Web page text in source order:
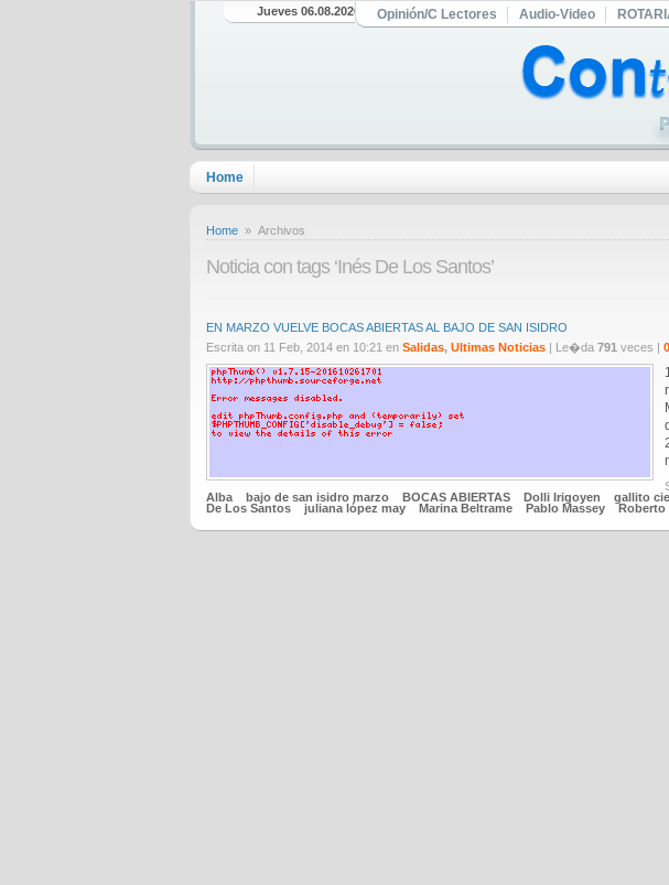
Jueves 06.08.2026 Opinión/C Lectores Audio-Video
Home
Home » Archivos
Noticia con tags ‘Inés De Los Santos’
EN MARZO VUELVE BOCAS ABIERTAS AL BAJO DE SAN ISIDRO
Escrita on 11 Feb, 2014 en 10:21 en Salidas, Ultimas Noticias | Le�da 791 veces |
Alba
bajo de san isidro marzo BOCAS ABIERTAS Dolli Irigoyen gallito
De Los Santos
juliana lópez may Marina Beltrame Pablo Massey Roberto